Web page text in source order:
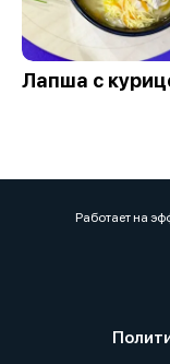
Лапша с
Работает на